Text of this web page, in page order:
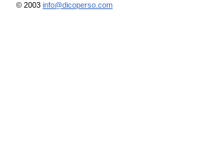
© 2003 info@dicoperso.com